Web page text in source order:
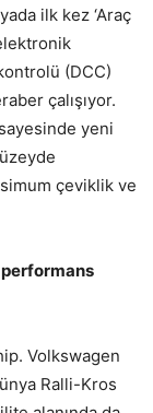
ilk kez ‘Araç
(DCC)
çalışıyor.
yeni
çeviklik ve
performans
Volkswagen
Ralli-Kros